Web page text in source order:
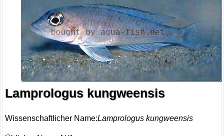
Lamprologus kungweensis
Wissenschaftlicher Name:Lamprologus kungweensis